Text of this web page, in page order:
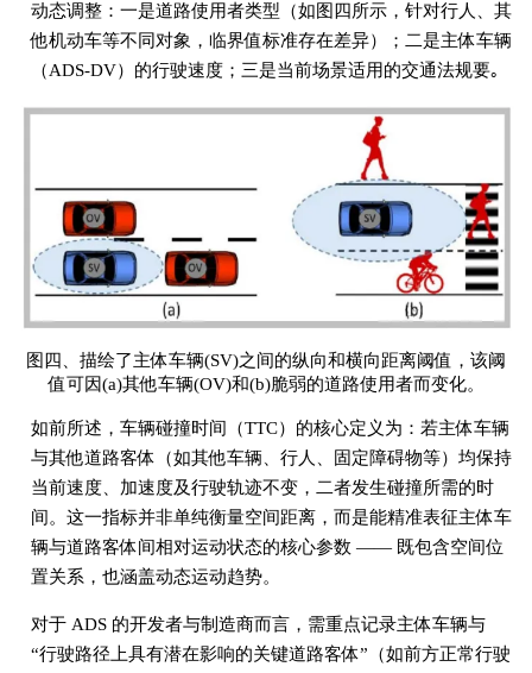
动态调整：一是道路使用者类型（如图四所示，针对行人、其
他机动车等不同对象，临界值标准存在差异）；二是主体车辆
（ADS-DV）的行驶速度；三是当前场景适用的交通法规要｡
图四、描绘了主体车辆(SV)之间的纵向和横向距离阈值，该阈
值可因(a)其他车辆(OV)和(b)脆弱的道路使用者而变化。
如前所述，车辆碰撞时间（TTC）的核心定义为：若主体车辆
与其他道路客体（如其他车辆、行人、固定障碍物等）均保持
当前速度、加速度及行驶轨迹不变，二者发生碰撞所需的时
间。这一指标并非单纯衡量空间距离，而是能精准表征主体车
辆与道路客体间相对运动状态的核心参数 —— 既包含空间位
置关系，也涵盖动态运动趋势。
对于 ADS 的开发者与制造商而言，需重点记录主体车辆与
“行驶路径上具有潜在影响的关键道路客体”（如前方正常行驶